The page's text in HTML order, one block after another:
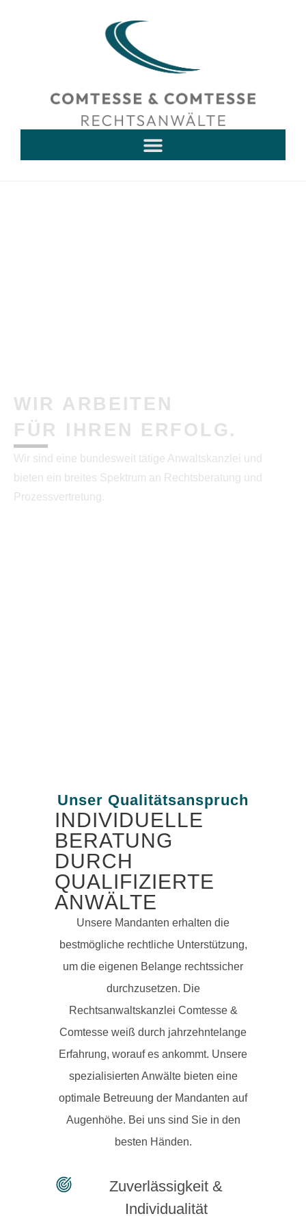
WIR ARBEITEN
FÜR IHREN ERFOLG.
Wir sind eine bundesweit tätige Anwaltskanzlei und
bieten ein breites Spektrum an Rechtsberatung und
Prozessvertretung.
Unser Qualitätsanspruch
INDIVIDUELLE
BERATUNG
DURCH
QUALIFIZIERTE
ANWÄLTE
Unsere Mandanten erhalten die
bestmögliche rechtliche Unterstützung,
um die eigenen Belange rechtssicher
durchzusetzen. Die
Rechtsanwaltskanzlei Comtesse &
Comtesse weiß durch jahrzehntelange
Erfahrung, worauf es ankommt. Unsere
spezialisierten Anwälte bieten eine
optimale Betreuung der Mandanten auf
Augenhöhe. Bei uns sind Sie in den
besten Händen.
Zuverlässigkeit &
Individualität